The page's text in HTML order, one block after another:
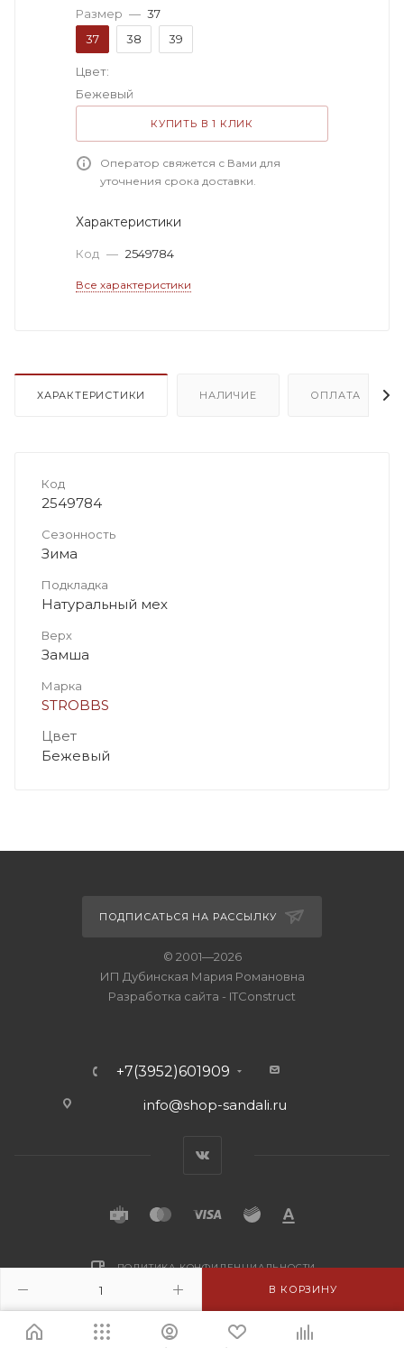
Размер — 37
37
38 39
Цвет:
Бежевый
В КОРЗИНУ
КУПИТЬ В 1 КЛИК
Оператор свяжется с Вами для
уточнения срока доставки.
Характеристики
Код — 2549784
Все характеристики
ХАРАКТЕРИСТИКИ НАЛИЧИЕ ОПЛАТА
Код
2549784
Сезонность
Зима
Подкладка
Натуральный мех
Верх
Замша
Марка
STROBBS
Цвет
Бежевый
ПОДПИСАТЬСЯ НА РАССЫЛКУ
© 2001—2026
ИП Дубинская Мария Романовна
Разработка сайта - ITConstruct
+7(3952)601909
info@shop-sandali.ru
ПОЛИТИКА КОНФИДЕНЦИАЛЬНОСТИ